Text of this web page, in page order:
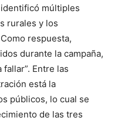
múltiples
rurales y los
respuesta,
durante la campaña,
Entre las
está la
públicos, lo cual se
de las tres